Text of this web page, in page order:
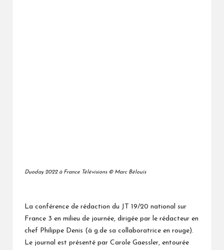
Duoday 2022 à France Télévisions © Marc Bélouis
La conférence de rédaction du JT 19/20 national sur
France 3 en milieu de journée, dirigée par le rédacteur en
chef Philippe Denis (à g.de sa collaboratrice en rouge).
Le journal est présenté par Carole Gaessler, entourée